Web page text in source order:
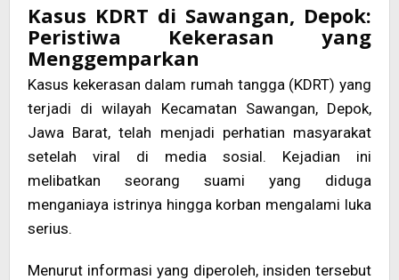
Kasus KDRT di Sawangan, Depok:
Peristiwa Kekerasan yang
Menggemparkan
Kasus kekerasan dalam rumah tangga (KDRT) yang
terjadi di wilayah Kecamatan Sawangan, Depok,
Jawa Barat, telah menjadi perhatian masyarakat
setelah viral di media sosial. Kejadian ini
melibatkan seorang suami yang diduga
menganiaya istrinya hingga korban mengalami luka
serius.
Menurut informasi yang diperoleh, insiden tersebut